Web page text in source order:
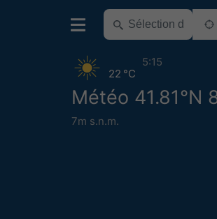
Météo 41.81°N
7m s.n.m.
22 °C
5:15